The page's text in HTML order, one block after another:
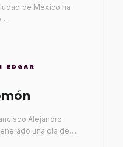
de México ha
EDGAR
Alejandro
una ola de…